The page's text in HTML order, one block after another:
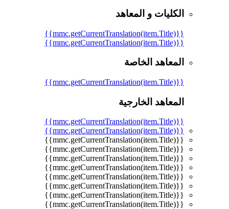
الكليات و المعاهد
{{mmc.getCurrentTranslation(item.Title)}}
{{mmc.getCurrentTranslation(item.Title)}}
المعاهد الخاصة
{{mmc.getCurrentTranslation(item.Title)}}
المعاهد الخارجية
{{mmc.getCurrentTranslation(item.Title)}}
{{mmc.getCurrentTranslation(item.Title)}}
{{mmc.getCurrentTranslation(item.Title)}}
{{mmc.getCurrentTranslation(item.Title)}}
{{mmc.getCurrentTranslation(item.Title)}}
{{mmc.getCurrentTranslation(item.Title)}}
{{mmc.getCurrentTranslation(item.Title)}}
{{mmc.getCurrentTranslation(item.Title)}}
{{mmc.getCurrentTranslation(item.Title)}}
{{mmc.getCurrentTranslation(item.Title)}}